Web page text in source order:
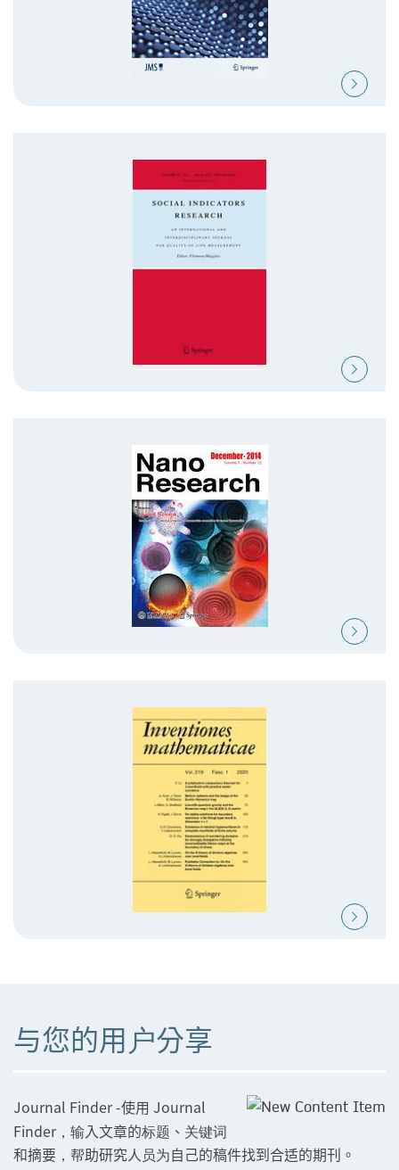
与您的用户分享
Journal Finder -使用 Journal
Finder，输入文章的标题、关键词
和摘要，帮助研究人员为自己的稿件找到合适的期刊。